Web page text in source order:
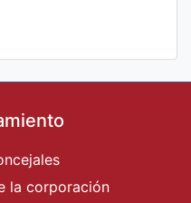
la corporación